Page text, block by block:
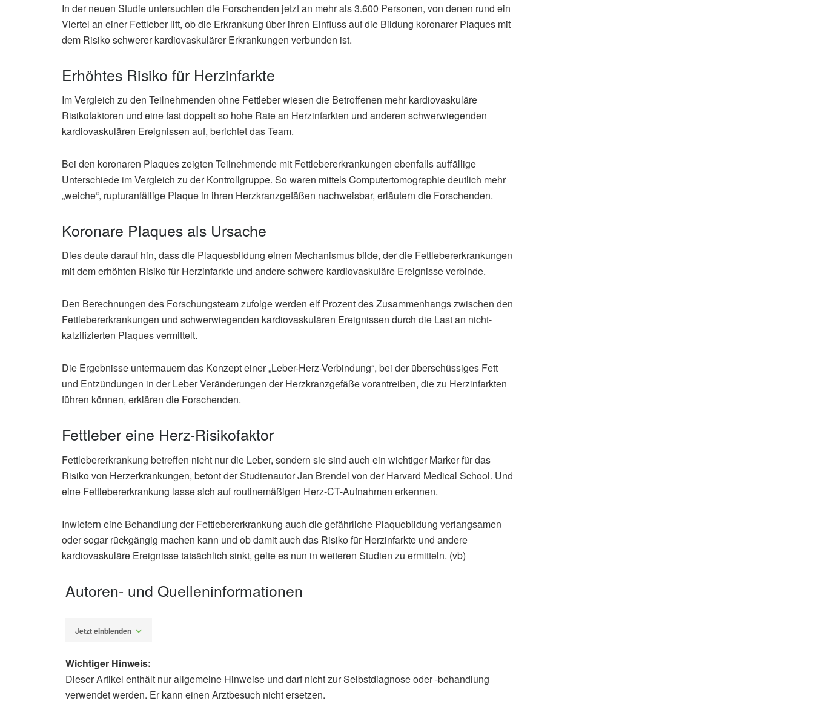
In der neuen Studie untersuchten die Forschenden jetzt an mehr als 3.600 Personen, von denen rund ein
Viertel an einer Fettleber litt, ob die Erkrankung über ihren Einfluss auf die Bildung koronarer Plaques mit
dem Risiko schwerer kardiovaskulärer Erkrankungen verbunden ist.
Erhöhtes Risiko für Herzinfarkte
Im Vergleich zu den Teilnehmenden ohne Fettleber wiesen die Betroffenen mehr kardiovaskuläre
Risikofaktoren und eine fast doppelt so hohe Rate an Herzinfarkten und anderen schwerwiegenden
kardiovaskulären Ereignissen auf, berichtet das Team.
Bei den koronaren Plaques zeigten Teilnehmende mit Fettlebererkrankungen ebenfalls auffällige
Unterschiede im Vergleich zu der Kontrollgruppe. So waren mittels Computertomographie deutlich mehr
„weiche“, rupturanfällige Plaque in ihren Herzkranzgefäßen nachweisbar, erläutern die Forschenden.
Koronare Plaques als Ursache
Dies deute darauf hin, dass die Plaquesbildung einen Mechanismus bilde, der die Fettlebererkrankungen
mit dem erhöhten Risiko für Herzinfarkte und andere schwere kardiovaskuläre Ereignisse verbinde.
Den Berechnungen des Forschungsteam zufolge werden elf Prozent des Zusammenhangs zwischen den
Fettlebererkrankungen und schwerwiegenden kardiovaskulären Ereignissen durch die Last an nicht-
kalzifizierten Plaques vermittelt.
Die Ergebnisse untermauern das Konzept einer „Leber-Herz-Verbindung“, bei der überschüssiges Fett
und Entzündungen in der Leber Veränderungen der Herzkranzgefäße vorantreiben, die zu Herzinfarkten
führen können, erklären die Forschenden.
Fettleber eine Herz-Risikofaktor
Fettlebererkrankung betreffen nicht nur die Leber, sondern sie sind auch ein wichtiger Marker für das
Risiko von Herzerkrankungen, betont der Studienautor Jan Brendel von der Harvard Medical School. Und
eine Fettlebererkrankung lasse sich auf routinemäßigen Herz-CT-Aufnahmen erkennen.
Inwiefern eine Behandlung der Fettlebererkrankung auch die gefährliche Plaquebildung verlangsamen
oder sogar rückgängig machen kann und ob damit auch das Risiko für Herzinfarkte und andere
kardiovaskuläre Ereignisse tatsächlich sinkt, gelte es nun in weiteren Studien zu ermitteln. (vb)
Autoren- und Quelleninformationen
Jetzt einblenden
Diplom-Redakteur (FH) Volker Blasek
Wichtiger Hinweis:
Dieser Artikel enthält nur allgemeine Hinweise und darf nicht zur Selbstdiagnose oder -behandlung
verwendet werden. Er kann einen Arztbesuch nicht ersetzen.